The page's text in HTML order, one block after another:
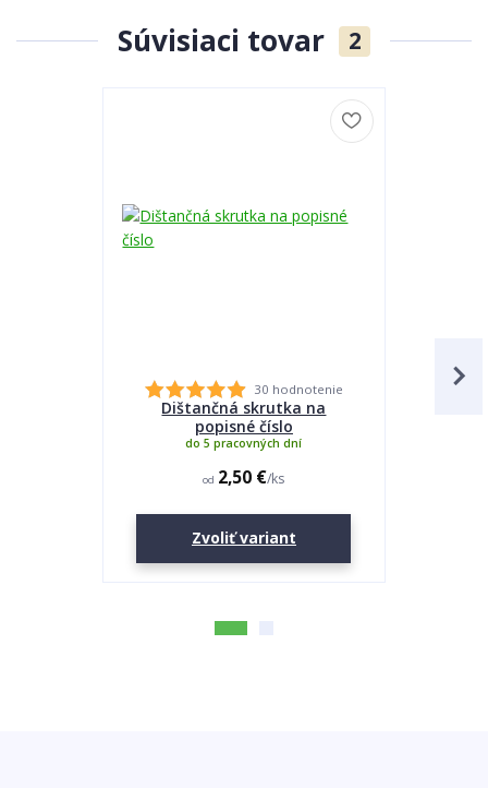
Súvisiaci tovar 2
30 hodnotenie
Dištančná skrutka na
popisné číslo
od 2,50 €/ks
do 5 pracovných dní
Zvoliť variant